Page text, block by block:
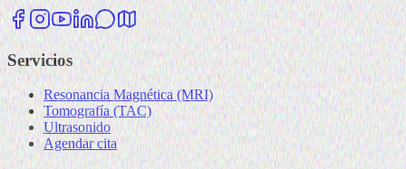
Servicios
Resonancia Magnética (MRI)
Tomografía (TAC)
Ultrasonido
Agendar cita